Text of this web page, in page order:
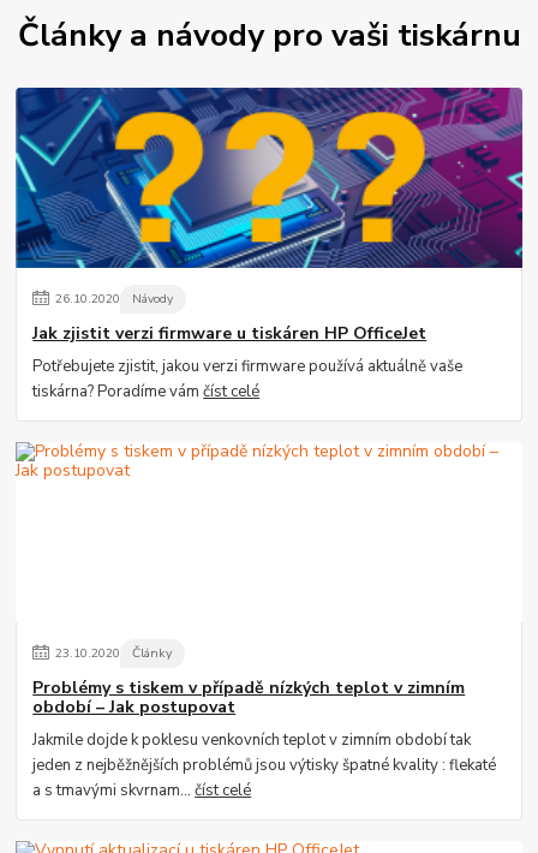
Články a návody pro vaši tiskárnu
26.10.2020 Návody
Jak zjistit verzi firmware u tiskáren HP OfficeJet
Potřebujete zjistit, jakou verzi firmware používá aktuálně vaše
tiskárna? Poradíme vámčíst celé
23.10.2020 Články
Problémy s tiskem v případě nízkých teplot v zimním
období – Jak postupovat
Jakmile dojde k poklesu venkovních teplot v zimním období tak
jeden z nejběžnějších problémů jsou výtisky špatné kvality : flekaté
a s tmavými skvrnam...číst celé